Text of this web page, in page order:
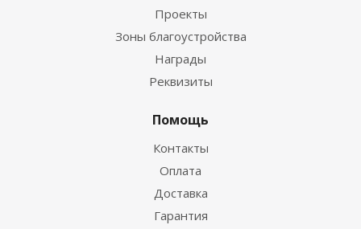
Проекты
Зоны благоустройства
Награды
Реквизиты
Помощь
Контакты
Оплата
Доставка
Гарантия